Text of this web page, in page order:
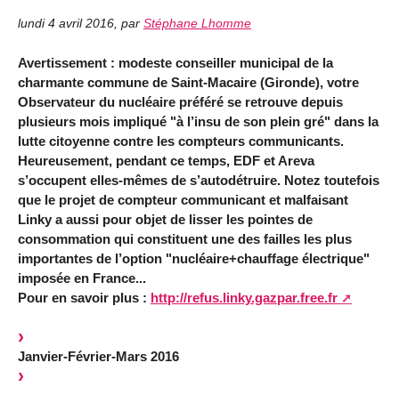
lundi 4 avril 2016 par Stéphane Lhomme
Avertissement : modeste conseiller municipal de la
charmante commune de Saint-Macaire (Gironde), votre
Observateur du nucléaire préféré se retrouve depuis
plusieurs mois impliqué "à l’insu de son plein gré" dans la
lutte citoyenne contre les compteurs communicants.
Heureusement, pendant ce temps, EDF et Areva
s’occupent elles-mêmes de s’autodétruire. Notez toutefois
que le projet de compteur communicant et malfaisant
Linky a aussi pour objet de lisser les pointes de
consommation qui constituent une des failles les plus
importantes de l’option "nucléaire+chauffage électrique"
imposée en France...
Pour en savoir plus : http://refus.linky.gazpar.free.fr
Janvier-Février-Mars 2016